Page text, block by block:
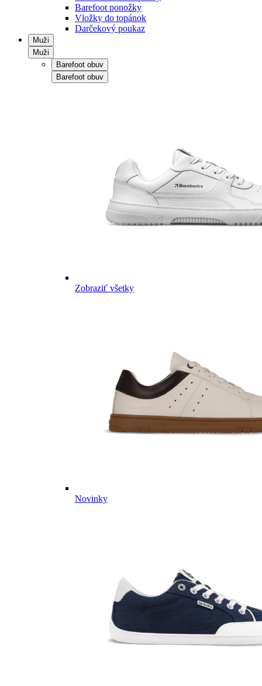
Barefoot ponožky
Vložky do topánok
Darčekový poukaz
Muži
Muži
Barefoot obuv
Barefoot obuv
Zobraziť všetky
Novinky